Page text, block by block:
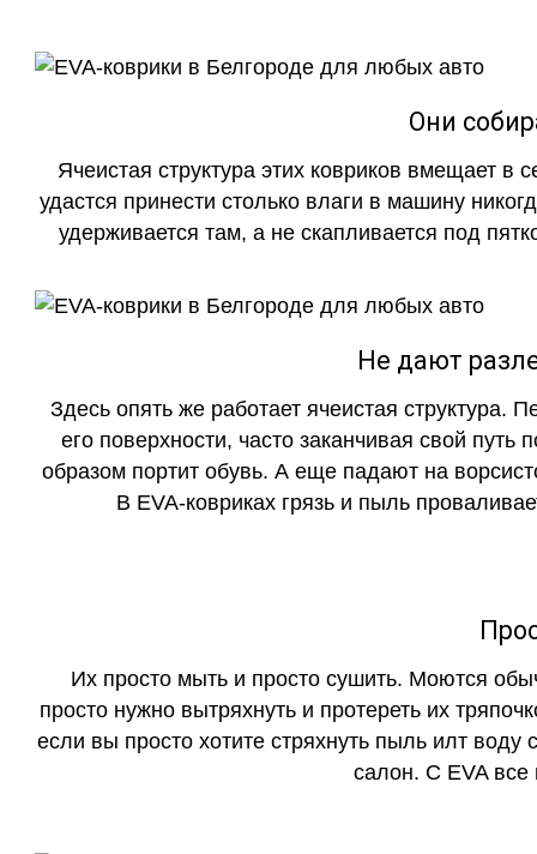
Они
Ячеистая структура этих ковриков вмещает в
удастся принести столько влаги в машину
удерживается там, а не скапливается под
Не дают
Здесь опять же работает ячеистая структура.
его поверхности, часто заканчивая свой
образом портит обувь. А еще падают на
В EVA-ковриках грязь и пыль
Их просто мыть и просто сушить. Моются
просто нужно вытряхнуть и протереть их
если вы просто хотите стряхнуть пыль илт воду
салон. С EVA все